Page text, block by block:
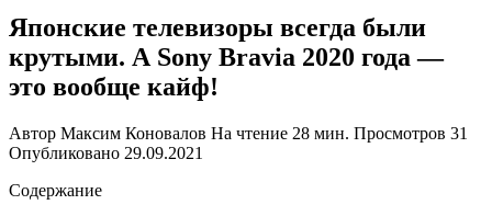
Японские телевизоры всегда были
крутыми. А Sony Bravia 2020 года —
это вообще кайф!
Автор Максим Коновалов На чтение 28 мин. Просмотров 31
Опубликовано 29.09.2021
Содержание